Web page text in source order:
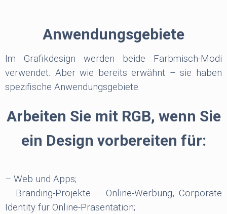
Anwendungsgebiete
Im Grafikdesign werden beide Farbmisch-Modi
verwendet. Aber wie bereits erwähnt – sie haben
spezifische Anwendungsgebiete.
Arbeiten Sie mit RGB, wenn Sie
ein Design vorbereiten für:
– Web und Apps;
– Branding-Projekte – Online-Werbung, Corporate
Identity für Online-Präsentation;